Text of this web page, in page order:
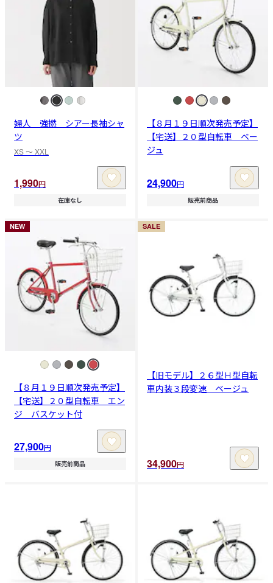
婦人 強撚 シアー長袖シャ
ツ
XS 〜 XXL
1,990円
在庫なし
【８月１９日順次発売予定】
【宅送】２０型自転車 ベー
ジュ
24,900円
販売前商品
NEW
【８月１９日順次発売予定】
【宅送】２０型自転車 エン
ジ バスケット付
27,900円
販売前商品
SALE
【旧モデル】２６型Ｈ型自転
車内装３段変速 ベージュ
34,900円